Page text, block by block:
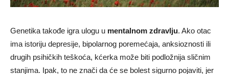
Genetika takođe igra ulogu u mentalnom zdravlju. Ako otac
ima istoriju depresije, bipolarnog poremećaja, anksioznosti ili
drugih psihičkih teškoća, kćerka može biti podložnija sličnim
stanjima. Ipak, to ne znači da će se bolest sigurno pojaviti, jer